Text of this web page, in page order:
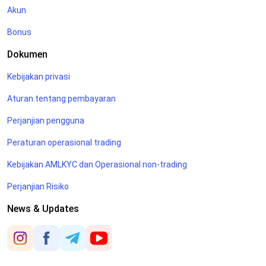
Akun
Bonus
Dokumen
Kebijakan privasi
Aturan tentang pembayaran
Perjanjian pengguna
Peraturan operasional trading
Kebijakan AMLKYC dan Operasional non-trading
Perjanjian Risiko
News & Updates